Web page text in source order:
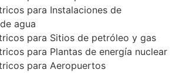
para Instalaciones de
agua
para Sitios de petróleo y gas
para Plantas de energía nuclear
para Aeropuertos